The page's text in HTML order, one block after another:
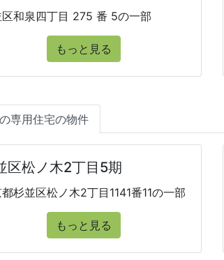
和泉四丁目 275 番 5の一部
もっと見る
専用住宅の物件
区松ノ木2丁目5期
杉並区松ノ木2丁目1141番11の一部
もっと見る